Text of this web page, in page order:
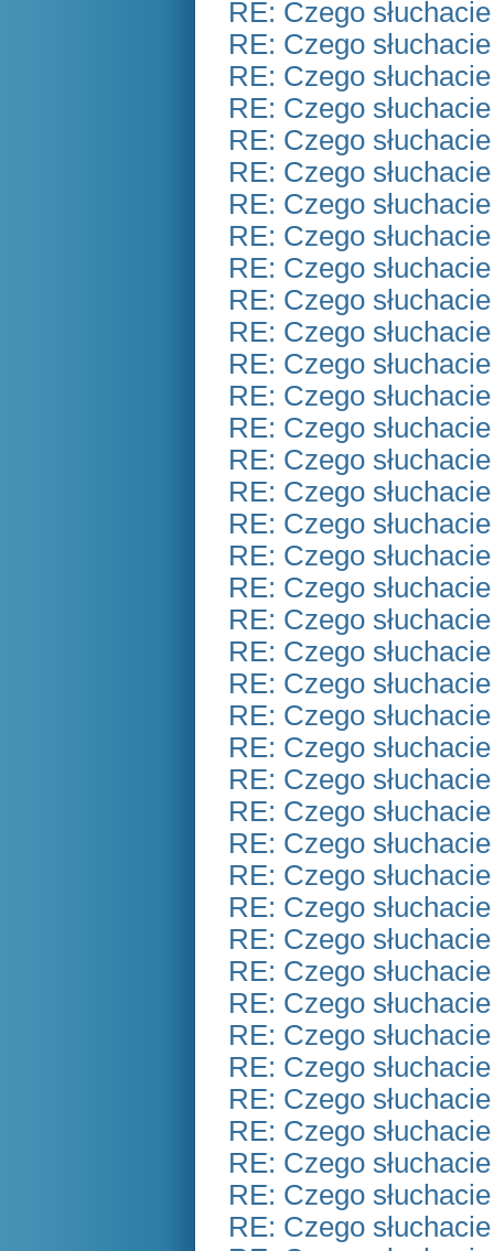
RE: Czego
RE: Czego
RE: Czego
RE: Czego
RE: Czego
RE: Czego
RE: Czego
RE: Czego
RE: Czego
RE: Czego
RE: Czego
RE: Czego
RE: Czego
RE: Czego
RE: Czego
RE: Czego
RE: Czego
RE: Czego
RE: Czego
RE: Czego
RE: Czego
RE: Czego
RE: Czego
RE: Czego
RE: Czego
RE: Czego
RE: Czego
RE: Czego
RE: Czego
RE: Czego
RE: Czego
RE: Czego
RE: Czego
RE: Czego
RE: Czego
RE: Czego
RE: Czego
RE: Czego
RE: Czego